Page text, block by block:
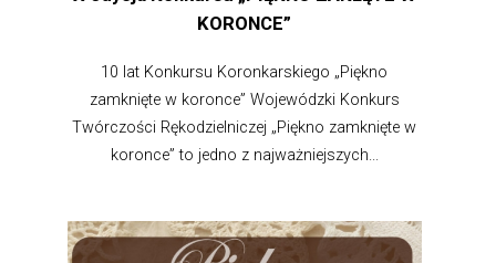
KORONCE”
10 lat Konkursu Koronkarskiego „Piękno
zamknięte w koronce” Wojewódzki Konkurs
Twórczości Rękodzielniczej „Piękno zamknięte w
koronce” to jedno z najważniejszych...